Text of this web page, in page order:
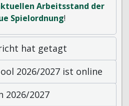
Arbeitsstand der
Spielordnung!
hat getagt
2026/2027 ist online
2026/2027